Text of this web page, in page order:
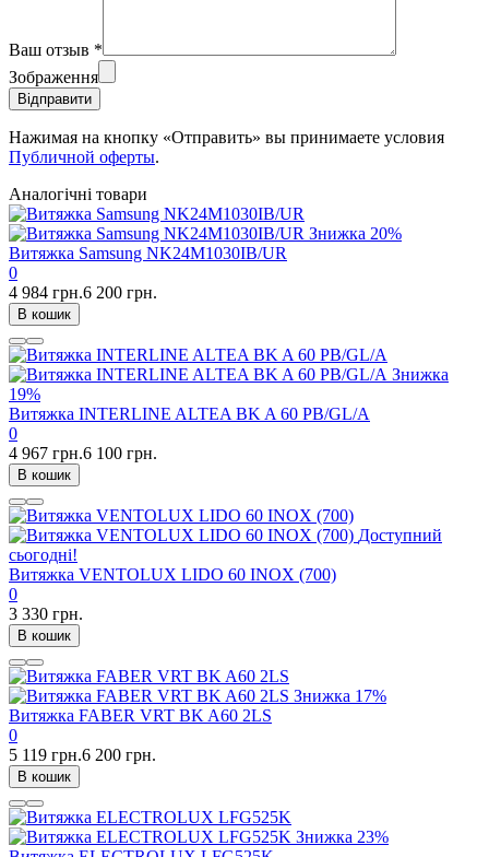
Ваш отзыв *
Зображення
Відправити
Нажимая на кнопку «Отправить» вы принимаете условия
Публичной оферты.
Аналогічні товари
Знижка 20%
Витяжка Samsung NK24M1030IB/UR
0
4 984 грн.6 200 грн.
В кошик
Знижка
19%
Витяжка INTERLINE ALTEA BK A 60 PB/GL/A
0
4 967 грн.6 100 грн.
В кошик
Доступний
сьогодні!
Витяжка VENTOLUX LIDO 60 INOX (700)
0
3 330 грн.
В кошик
Знижка 17%
Витяжка FABER VRT BK A60 2LS
0
5 119 грн.6 200 грн.
В кошик
Знижка 23%